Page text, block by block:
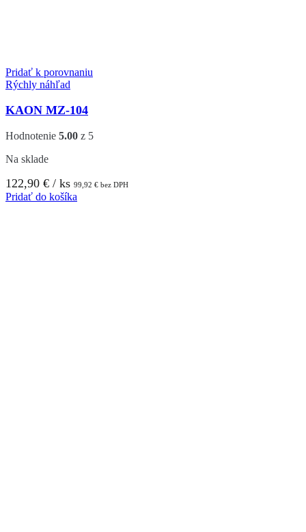
Pridať k porovnaniu
Rýchly náhľad
KAON MZ-104
Hodnotenie 5.00 z 5
Na sklade
122,90 € / ks 99,92 € bez DPH
Pridať do košíka